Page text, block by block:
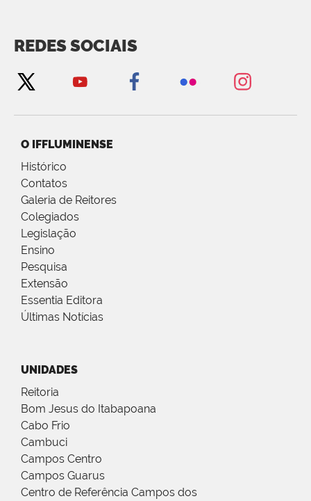
REDES SOCIAIS
O IFFLUMINENSE
Histórico
Contatos
Galeria de Reitores
Colegiados
Legislação
Ensino
Pesquisa
Extensão
Essentia Editora
Últimas Notícias
UNIDADES
Reitoria
Bom Jesus do Itabapoana
Cabo Frio
Cambuci
Campos Centro
Campos Guarus
Centro de Referência Campos dos